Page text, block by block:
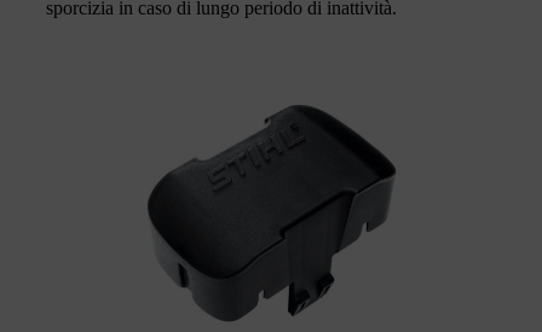
sporcizia in caso di lungo periodo di inattività.